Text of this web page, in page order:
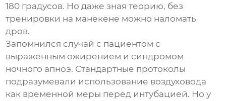
180 градусов. Но даже зная теорию, без
тренировки на манекене можно наломать
дров.
Запомнился случай с пациентом с
выраженным ожирением и синдромом
ночного апноэ. Стандартные протоколы
подразумевали использование воздуховода
как временной меры перед интубацией. Но у